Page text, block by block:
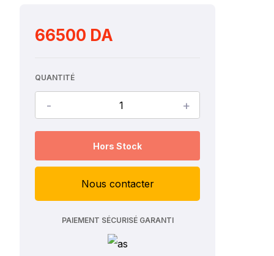
66500 DA
QUANTITÉ
- +
Hors Stock
Nous contacter
PAIEMENT SÉCURISÉ GARANTI